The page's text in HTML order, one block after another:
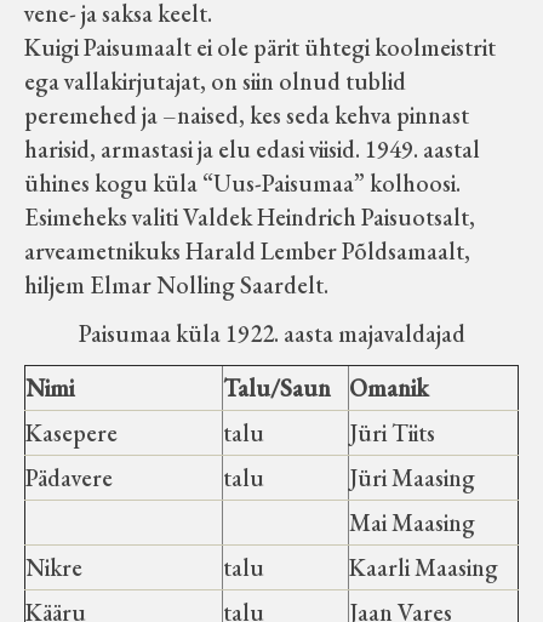
vene- ja saksa keelt.
Kuigi Paisumaalt ei ole pärit ühtegi koolmeistrit
ega vallakirjutajat, on siin olnud tublid
peremehed ja –naised, kes seda kehva pinnast
harisid, armastasi ja elu edasi viisid. 1949. aastal
ühines kogu küla “Uus-Paisumaa” kolhoosi.
Esimeheks valiti Valdek Heindrich Paisuotsalt,
arveametnikuks Harald Lember Põldsamaalt,
hiljem Elmar Nolling Saardelt.
Paisumaa küla 1922. aasta majavaldajad
Nimi
Talu/Saun
Omanik
Kasepere
talu
Jüri Tiits
Pädavere
talu
Jüri Maasing
Mai Maasing
Nikre
talu
Kaarli Maasing
Kääru
talu
Jaan Vares